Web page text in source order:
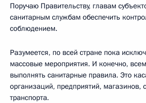
Поручаю Правительству, главам
санитарным службам обеспечить
соблюдением.
Разумеется, по всей стране пока
массовые мероприятия. И конечно,
выполнять санитарные правила. Это
организаций, предприятий, магазинов,
транспорта.